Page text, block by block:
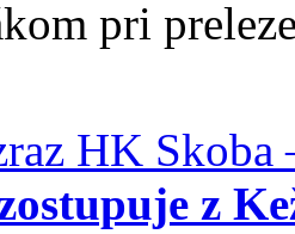
pri
HK
z